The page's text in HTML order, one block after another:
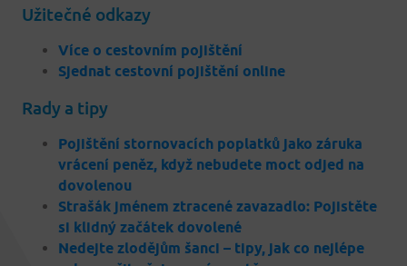
Užitečné odkazy
Více o cestovním pojištění
Sjednat cestovní pojištění online
Rady a tipy
Pojištění stornovacích poplatků jako záruka
vrácení peněz, když nebudete moct odjed na
dovolenou
Strašák jménem ztracené zavazadlo: Pojistěte
si klidný začátek dovolené
Nedejte zlodějům šanci – tipy, jak co nejlépe